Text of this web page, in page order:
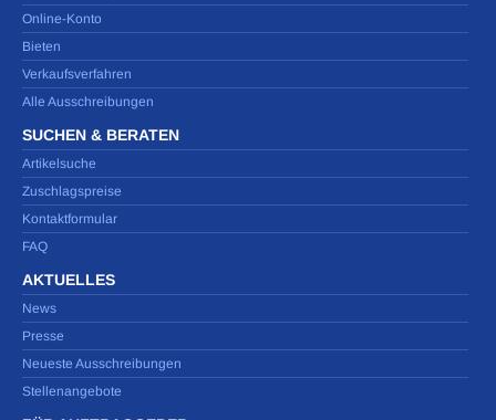
Online-Konto
Bieten
Verkaufsverfahren
Alle Ausschreibungen
SUCHEN & BERATEN
Artikelsuche
Zuschlagspreise
Kontaktformular
FAQ
AKTUELLES
News
Presse
Neueste Ausschreibungen
Stellenangebote